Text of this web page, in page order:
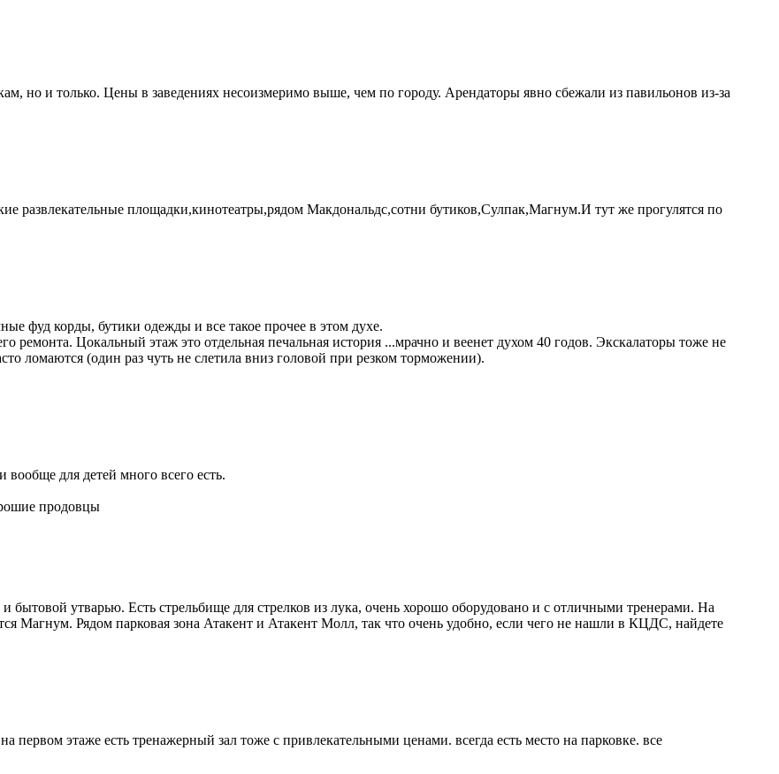
но и только. Цены в заведениях несоизмеримо выше, чем по городу. Арендаторы явно сбежали из павильонов из-за
развлекательные площадки,кинотеатры,рядом Макдональдс,сотни бутиков,Сулпак,Магнум.И тут же прогулятся по
фуд корды, бутики одежды и все такое прочее в этом духе.
ремонта. Цокальный этаж это отдельная печальная история ...мрачно и веенет духом 40 годов. Экскалаторы тоже не
ломаются (один раз чуть не слетила вниз головой при резком торможении).
для детей много всего есть.
продовцы
бытовой утварью. Есть стрельбище для стрелков из лука, очень хорошо оборудовано и с отличными тренерами. На
Магнум. Рядом парковая зона Атакент и Атакент Молл, так что очень удобно, если чего не нашли в КЦДС, найдете
этаже есть тренажерный зал тоже с привлекательными ценами. всегда есть место на парковке. все